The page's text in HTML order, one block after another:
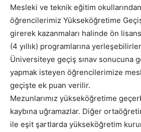
Mesleki ve teknik eğitim
öğrencilerimiz Yükseköğretime
girerek kazanmaları halinde ön
(4 yıllık) programlarına
Üniversiteye geçiş sınav sonucuna
yapmak isteyen öğrencilerimize
geçişte ek puan verilir.
Mezunlarımız yükseköğretime
kaybına uğramazlar. Diğer
ile eşit şartlarda yükseköğretim